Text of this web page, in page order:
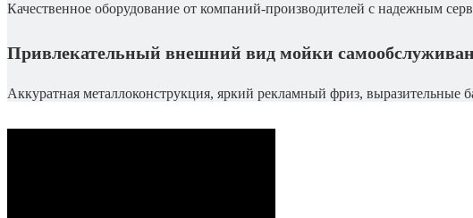
Качественное оборудование от компаний-производителей с надежным
Привлекательный внешний вид мойки
Аккуратная металлоконструкция, яркий рекламный фриз,